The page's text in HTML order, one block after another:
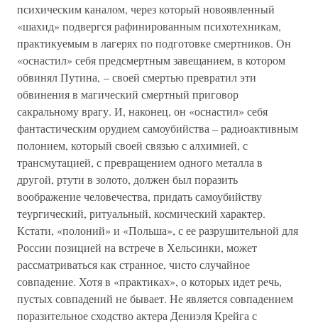
психическим каналом, через который новоявленный
«шахид» подвергся рафинированным психотехникам,
практикуемым в лагерях по подготовке смертников. Он
«оснастил» себя предсмертным завещанием, в котором
обвинял Путина, – своей смертью превратил эти
обвинения в магический смертный приговор
сакральному врагу. И, наконец, он «оснастил» себя
фантастическим орудием самоубийства – радиоактивным
полонием, который своей связью с алхимией, с
трансмутацией, с превращением одного металла в
другой, ртути в золото, должен был поразить
воображение человечества, придать самоубийству
теургический, ритуальный, космический характер.
Кстати, «полоний» и «Польша», с ее разрушительной для
России позицией на встрече в Хельсинки, может
рассматриваться как странное, чисто случайное
совпадение. Хотя в «практиках», о которых идет речь,
пустых совпадений не бывает. Не является совпадением
поразительное сходство актера Дениэля Крейга с